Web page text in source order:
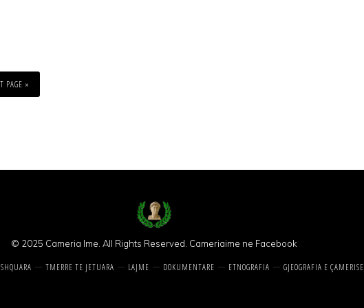
PAGE »
© 2025 Cameria Ime. All Rights Reserved. Cameriaime ne Facebook
TMERRE TE JETUARA LAJME DOKUMENTARE ETNOGRAFIA GJEOGRAFIA E ÇAMERISE